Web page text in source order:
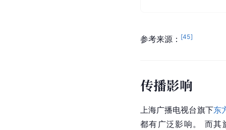
参考来源： [45]
传播影响
上海广播电视台旗下东
都有广泛影响。 而其